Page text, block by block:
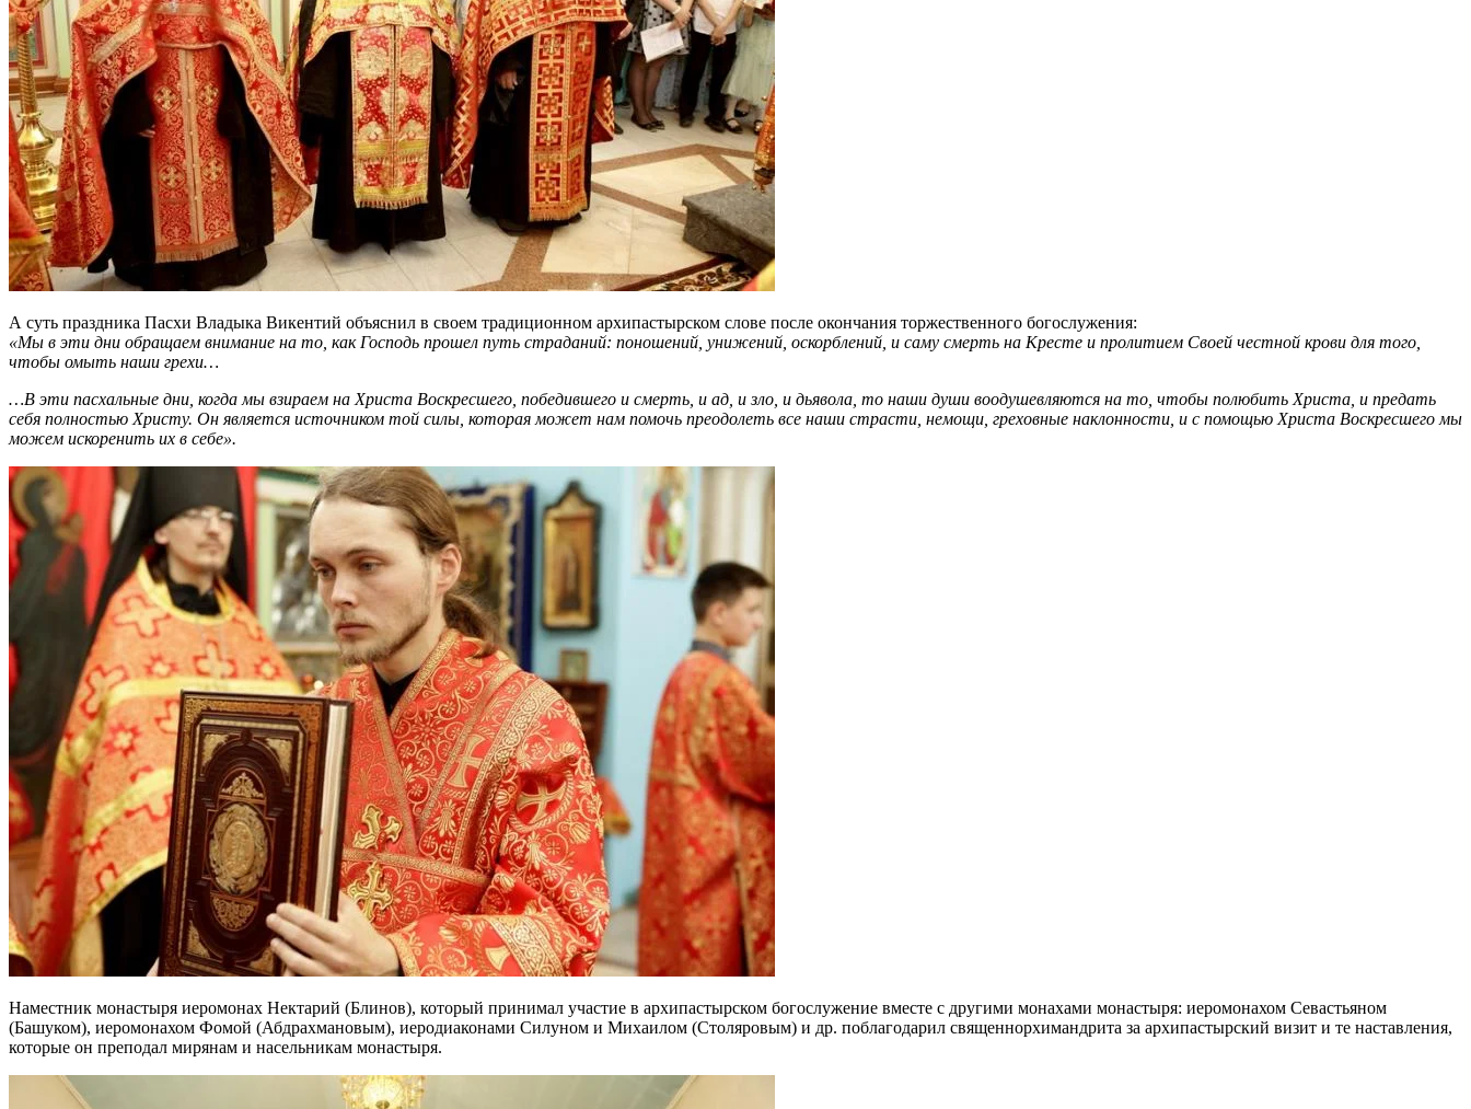
А суть праздника Пасхи Владыка Викентий объяснил в своем традиционном архипастырском слове после окончания торжественного богослужения:
«Мы в эти дни обращаем внимание на то, как Господь прошел путь страданий: поношений, унижений, оскорблений, и саму смерть на Кресте и пролитием Своей честной крови для того,
чтобы омыть наши грехи…
…В эти пасхальные дни, когда мы взираем на Христа Воскресшего, победившего и смерть, и ад, и зло, и дьявола, то наши души воодушевляются на то, чтобы полюбить Христа, и предать
себя полностью Христу. Он является источником той силы, которая может нам помочь преодолеть все наши страсти, немощи, греховные наклонности, и с помощью Христа Воскресшего мы
можем искоренить их в себе».
Наместник монастыря иеромонах Нектарий (Блинов), который принимал участие в архипастырском богослужение вместе с другими монахами монастыря: иеромонахом Севастьяном
(Башуком), иеромонахом Фомой (Абдрахмановым), иеродиаконами Силуном и Михаилом (Столяровым) и др. поблагодарил священнорхимандрита за архипастырский визит и те наставления,
которые он преподал мирянам и насельникам монастыря.